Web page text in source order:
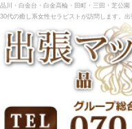
品川・白金台・白金高輪・田町・三田・芝公
30代の癒し系女性セラピストが訪問します。